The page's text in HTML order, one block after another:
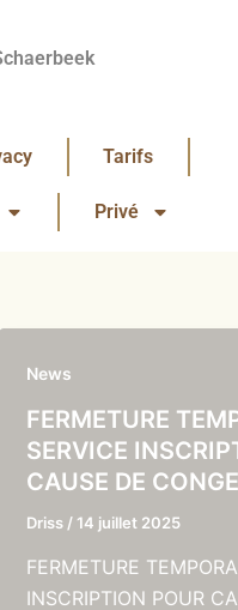
Tarifs
Privé
News
FERMETURE
SERVICE
CAUSE DE
Driss / 14 juillet 2025
FERMETURE
INSCRIPTION POUR